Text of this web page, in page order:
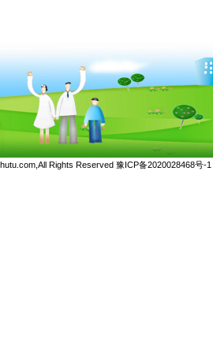
Rights Reserved 豫ICP备2020028468号-1